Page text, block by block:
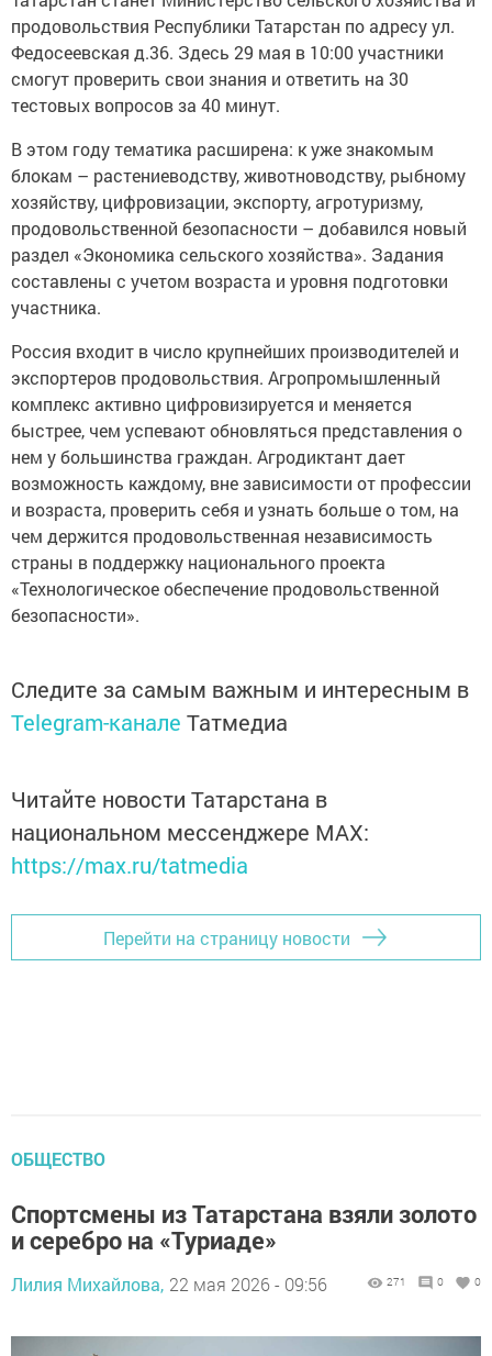
продовольствия Республики Татарстан по адресу ул.
Федосеевская д.36. Здесь 29 мая в 10:00 участники
смогут проверить свои знания и ответить на 30
тестовых вопросов за 40 минут.
В этом году тематика расширена: к уже знакомым
блокам – растениеводству, животноводству, рыбному
хозяйству, цифровизации, экспорту, агротуризму,
продовольственной безопасности – добавился новый
раздел «Экономика сельского хозяйства». Задания
составлены с учетом возраста и уровня подготовки
участника.
Россия входит в число крупнейших производителей и
экспортеров продовольствия. Агропромышленный
комплекс активно цифровизируется и меняется
быстрее, чем успевают обновляться представления о
нем у большинства граждан. Агродиктант дает
возможность каждому, вне зависимости от профессии
и возраста, проверить себя и узнать больше о том, на
чем держится продовольственная независимость
страны в поддержку национального проекта
«Технологическое обеспечение продовольственной
безопасности».
Следите за самым важным и интересным в
Telegram-канале Татмедиа
Читайте новости Татарстана в
национальном мессенджере MАХ:
https://max.ru/tatmedia
Перейти на страницу новости
ОБЩЕСТВО
Спортсмены из Татарстана взяли золото
и серебро на «Туриаде»
Лилия Михайлова, 22 мая 2026 - 09:56 271 0 0